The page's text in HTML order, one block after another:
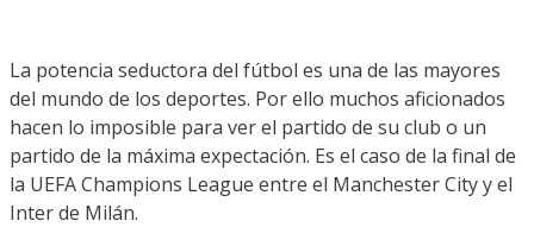
La potencia seductora del fútbol es una de las mayores
del mundo de los deportes. Por ello muchos aficionados
hacen lo imposible para ver el partido de su club o un
partido de la máxima expectación. Es el caso de la final de
la UEFA Champions League entre el Manchester City y el
Inter de Milán.